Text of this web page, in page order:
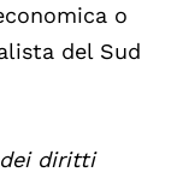
o
del Sud
diritti